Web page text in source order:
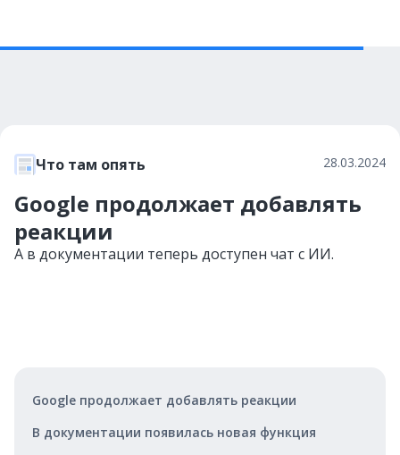
Что там опять 28.03.2024
Google продолжает добавлять
реакции
А в документации теперь доступен чат с ИИ.
Google продолжает добавлять реакции
В документации появилась новая функция